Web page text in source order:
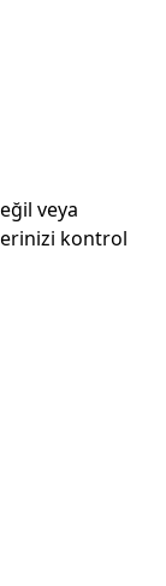
veya
kontrol